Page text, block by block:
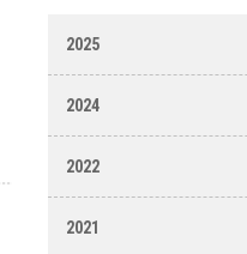
2025
2024
2022
2021